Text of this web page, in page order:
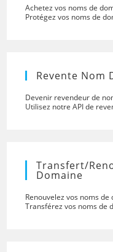
Achetez vos noms de
Protégez vos noms de
Revente Nom
Devenir revendeur de
Utilisez notre API de
Transfert/
Domaine
Renouvelez vos noms de
Transférez vos noms de